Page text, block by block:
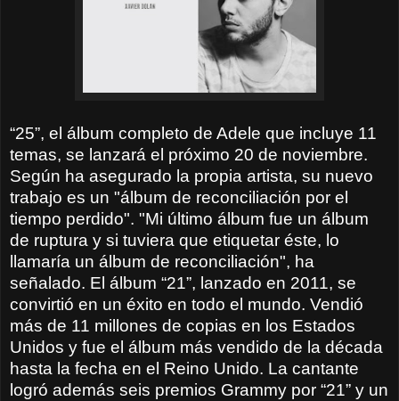
“25”, el álbum completo de Adele que incluye 11
temas, se lanzará el próximo 20 de noviembre.
Según ha asegurado la propia artista, su nuevo
trabajo es un "álbum de reconciliación por el
tiempo perdido". "Mi último álbum fue un álbum
de ruptura y si tuviera que etiquetar éste, lo
llamaría un álbum de reconciliación", ha
señalado. El álbum “21”, lanzado en 2011, se
convirtió en un éxito en todo el mundo. Vendió
más de 11 millones de copias en los Estados
Unidos y fue el álbum más vendido de la década
hasta la fecha en el Reino Unido. La cantante
logró además seis premios Grammy por “21” y un